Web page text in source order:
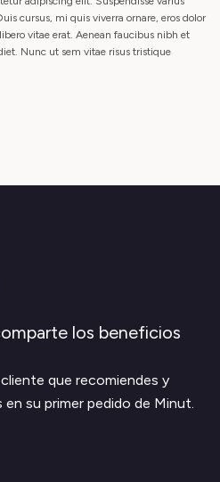
cursus, mi quis viverra ornare, eros dolor
vitae erat. Aenean faucibus nibh et
Nunc ut sem vitae risus tristique
los beneficios
que recomiendes y
en su primer pedido de Minut.